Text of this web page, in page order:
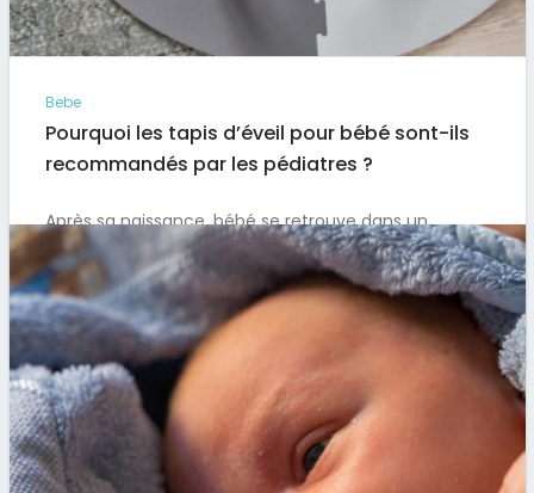
Bebe
Pourquoi les tapis d’éveil pour bébé sont-ils
recommandés par les pédiatres ?
Après sa naissance, bébé se retrouve dans un
univers parfaitement inconnu, ce qui peut
l’angoisser ou le mettre dans…
Par Artus